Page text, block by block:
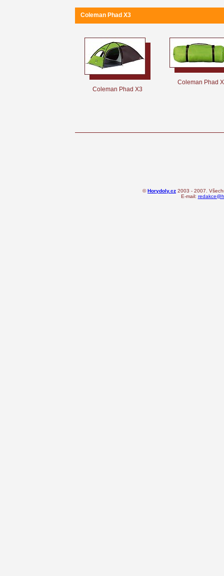
Coleman Phad X3
Coleman Phad X3
Coleman Phad
©Horydoly.cz 2003 - 2007.
E-mail: